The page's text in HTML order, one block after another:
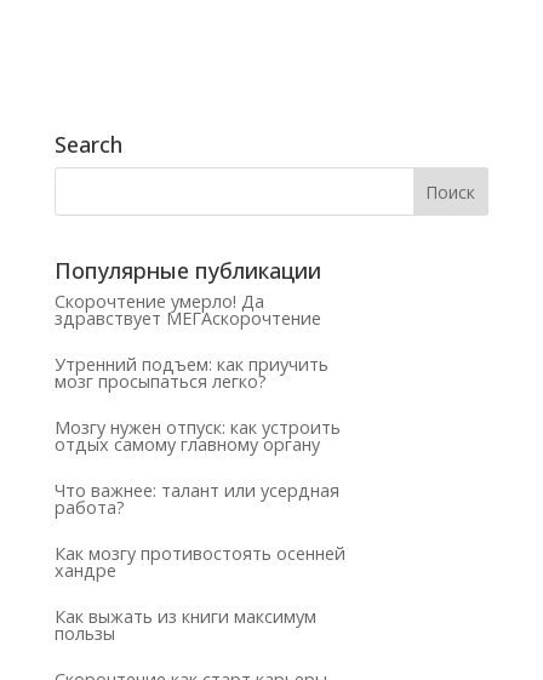
Search
Популярные публикации
Скорочтение умерло! Да
здравствует МЕГАскорочтение
Утренний подъем: как приучить
мозг просыпаться легко?
Мозгу нужен отпуск: как устроить
отдых самому главному органу
Что важнее: талант или усердная
работа?
Как мозгу противостоять осенней
хандре
Как выжать из книги максимум
пользы